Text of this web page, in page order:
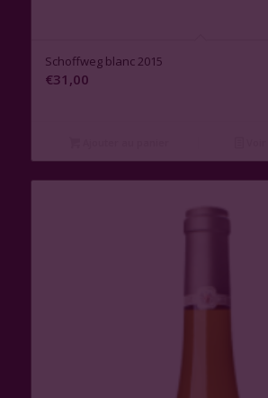
Schoffweg blanc 2015
€31,00